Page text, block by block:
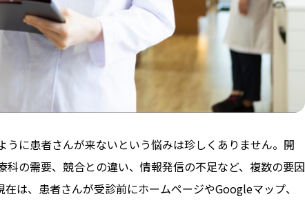
に患者さんが来ないという悩みは珍しくありません。開
の需要、競合との違い、情報発信の不足など、複数の要因
は、患者さんが受診前にホームページやGoogleマップ、